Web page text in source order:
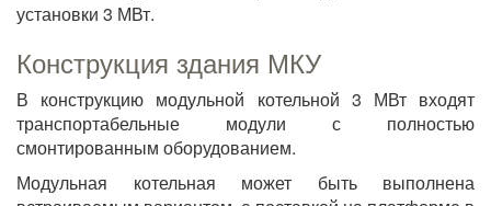
установки 3 МВт.
Конструкция здания МКУ
В конструкцию модульной котельной 3 МВт входят
транспортабельные модули с полностью
смонтированным оборудованием.
Модульная котельная может быть выполнена